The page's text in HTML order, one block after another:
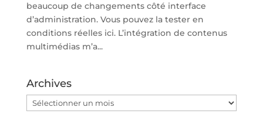
beaucoup de changements côté interface
d’administration. Vous pouvez la tester en
conditions réelles ici. L’intégration de contenus
multimédias m’a...
Archives
Archives